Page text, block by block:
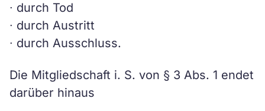
∙ durch Tod
∙ durch Austritt
∙ durch Ausschluss.
Die Mitgliedschaft i. S. von § 3 Abs. 1 endet
darüber hinaus